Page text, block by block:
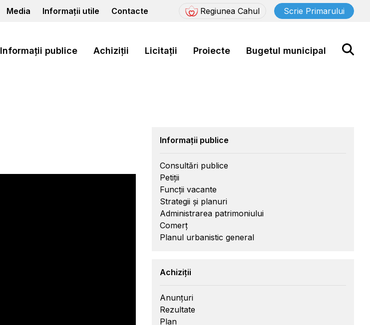
Media Informații utile Contacte Regiunea Cahul Scrie Primarului
Informații publice Achiziții Licitații Proiecte Bugetul municipal
Informații publice
Consultări publice
Petiții
Funcții vacante
Strategii și planuri
Administrarea patrimoniului
Comerț
Planul urbanistic general
Achiziții
Anunțuri
Rezultate
Plan